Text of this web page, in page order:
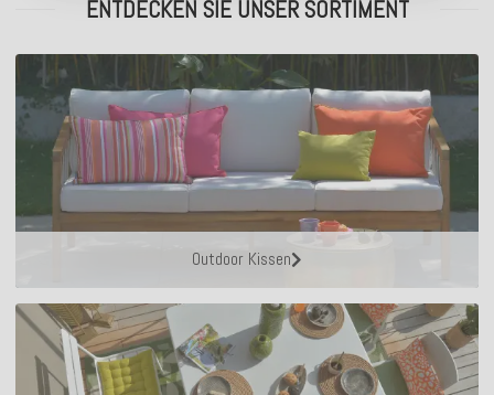
ENTDECKEN SIE UNSER SORTIMENT
Outdoor Kissen